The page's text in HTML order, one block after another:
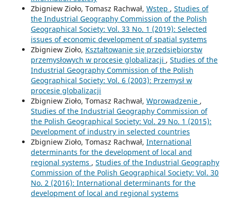
Zbigniew Zioło, Tomasz Rachwał, Wstęp , Studies of
the Industrial Geography Commission of the Polish
Geographical Society: Vol. 33 No. 1 (2019): Selected
issues of economic development of spatial systems
Zbigniew Zioło, Kształtowanie się przedsiębiorstw
przemysłowych w procesie globalizacji , Studies of the
Industrial Geography Commission of the Polish
Geographical Society: Vol. 6 (2003): Przemysł w
procesie globalizacji
Zbigniew Zioło, Tomasz Rachwał, Wprowadzenie ,
Studies of the Industrial Geography Commission of
the Polish Geographical Society: Vol. 29 No. 1 (2015):
Development of industry in selected countries
Zbigniew Zioło, Tomasz Rachwał, International
determinants for the development of local and
regional systems , Studies of the Industrial Geography
Commission of the Polish Geographical Society: Vol. 30
No. 2 (2016): International determinants for the
development of local and regional systems